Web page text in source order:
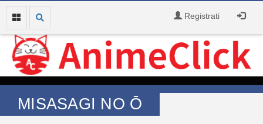
Registrati
MISASAGI NO Ō